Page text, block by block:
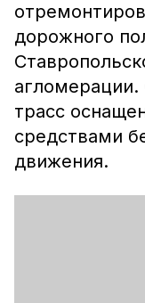
дорожного
агломерации.
трасс
средствами
движения.